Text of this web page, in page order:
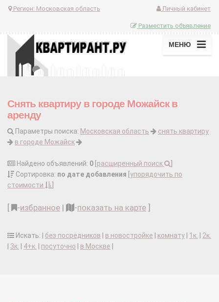
Регион: Московская область Личный кабинет
Разместить объявление
МЕНЮ
Снять квартиру в городе Можайск в
аренду
Параметры поиска: Московская область
снять квартиру
в городе Можайск
Найдено объявлений: 0 расширенный поиск
Сортировка: по дате добавления упорядочить по
стоимости
-избранное | -показать на карте
Искать: | без посредников в новостройке комнату 1к.
2к.
3к. 4+к. посуточно в Москве